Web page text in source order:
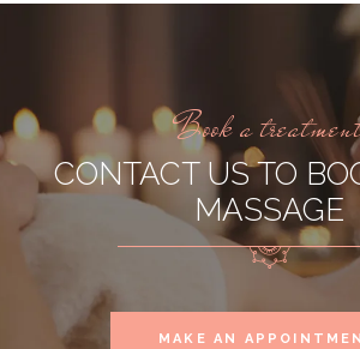
Book a
CONTACT US TO
MASSAGE
MAKE AN